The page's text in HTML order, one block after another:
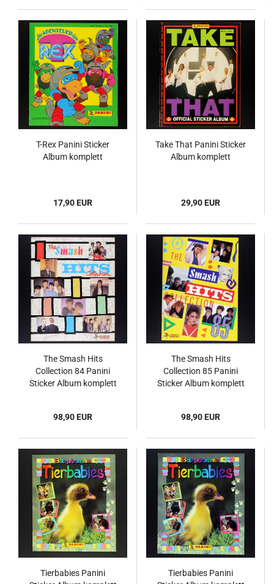
T-Rex Panini Sticker
Album komplett
17,90 EUR
Take That Panini Sticker
Album komplett
29,90 EUR
The Smash Hits
Collection 84 Panini
Sticker Album komplett
98,90 EUR
The Smash Hits
Collection 85 Panini
Sticker Album komplett
98,90 EUR
Tierbabies Panini
Tierbabies Panini